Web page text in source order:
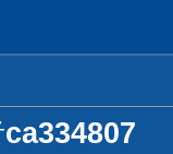
ca334807